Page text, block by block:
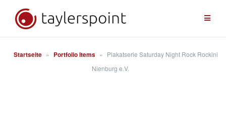
Inhalt
springen
Startseite » Portfolio Items » Plakatserie Saturday Night Rock Rockini
Nienburg e.V.